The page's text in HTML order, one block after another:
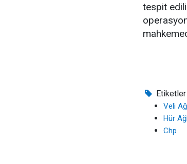
tespit
Etiketler
Veli
Hür
Chp